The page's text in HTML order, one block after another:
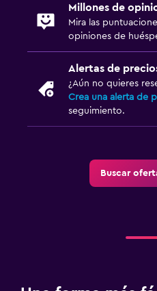
Millones de
Mira las
opiniones de
Alertas de
¿Aún no quieres
Crea una alerta de
seguimiento.
Buscar